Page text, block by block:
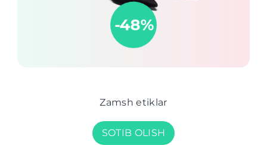
Zamsh etiklar
SOTIB OLISH